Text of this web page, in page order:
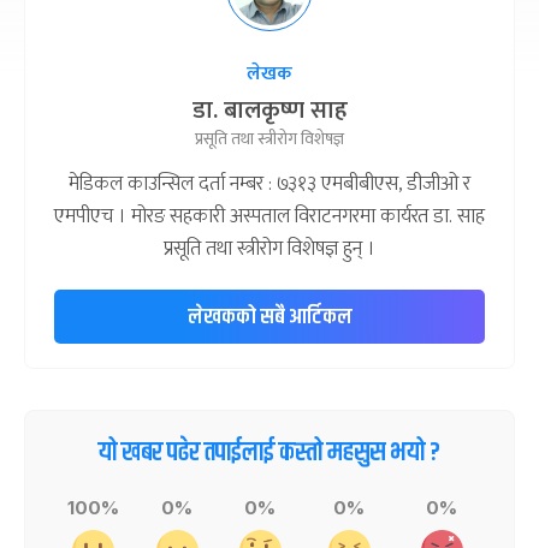
लेखक
डा. बालकृष्ण साह
प्रसूति तथा स्त्रीरोग विशेषज्ञ
मेडिकल काउन्सिल दर्ता नम्बर : ७३१३ एमबीबीएस, डीजीओ र
एमपीएच । मोरङ सहकारी अस्पताल विराटनगरमा कार्यरत डा. साह
प्रसूति तथा स्त्रीरोग विशेषज्ञ हुन् ।
लेखकको सबै आर्टिकल
यो खबर पढेर तपाईलाई कस्तो महसुस भयो ?
100% 0% 0% 0% 0%